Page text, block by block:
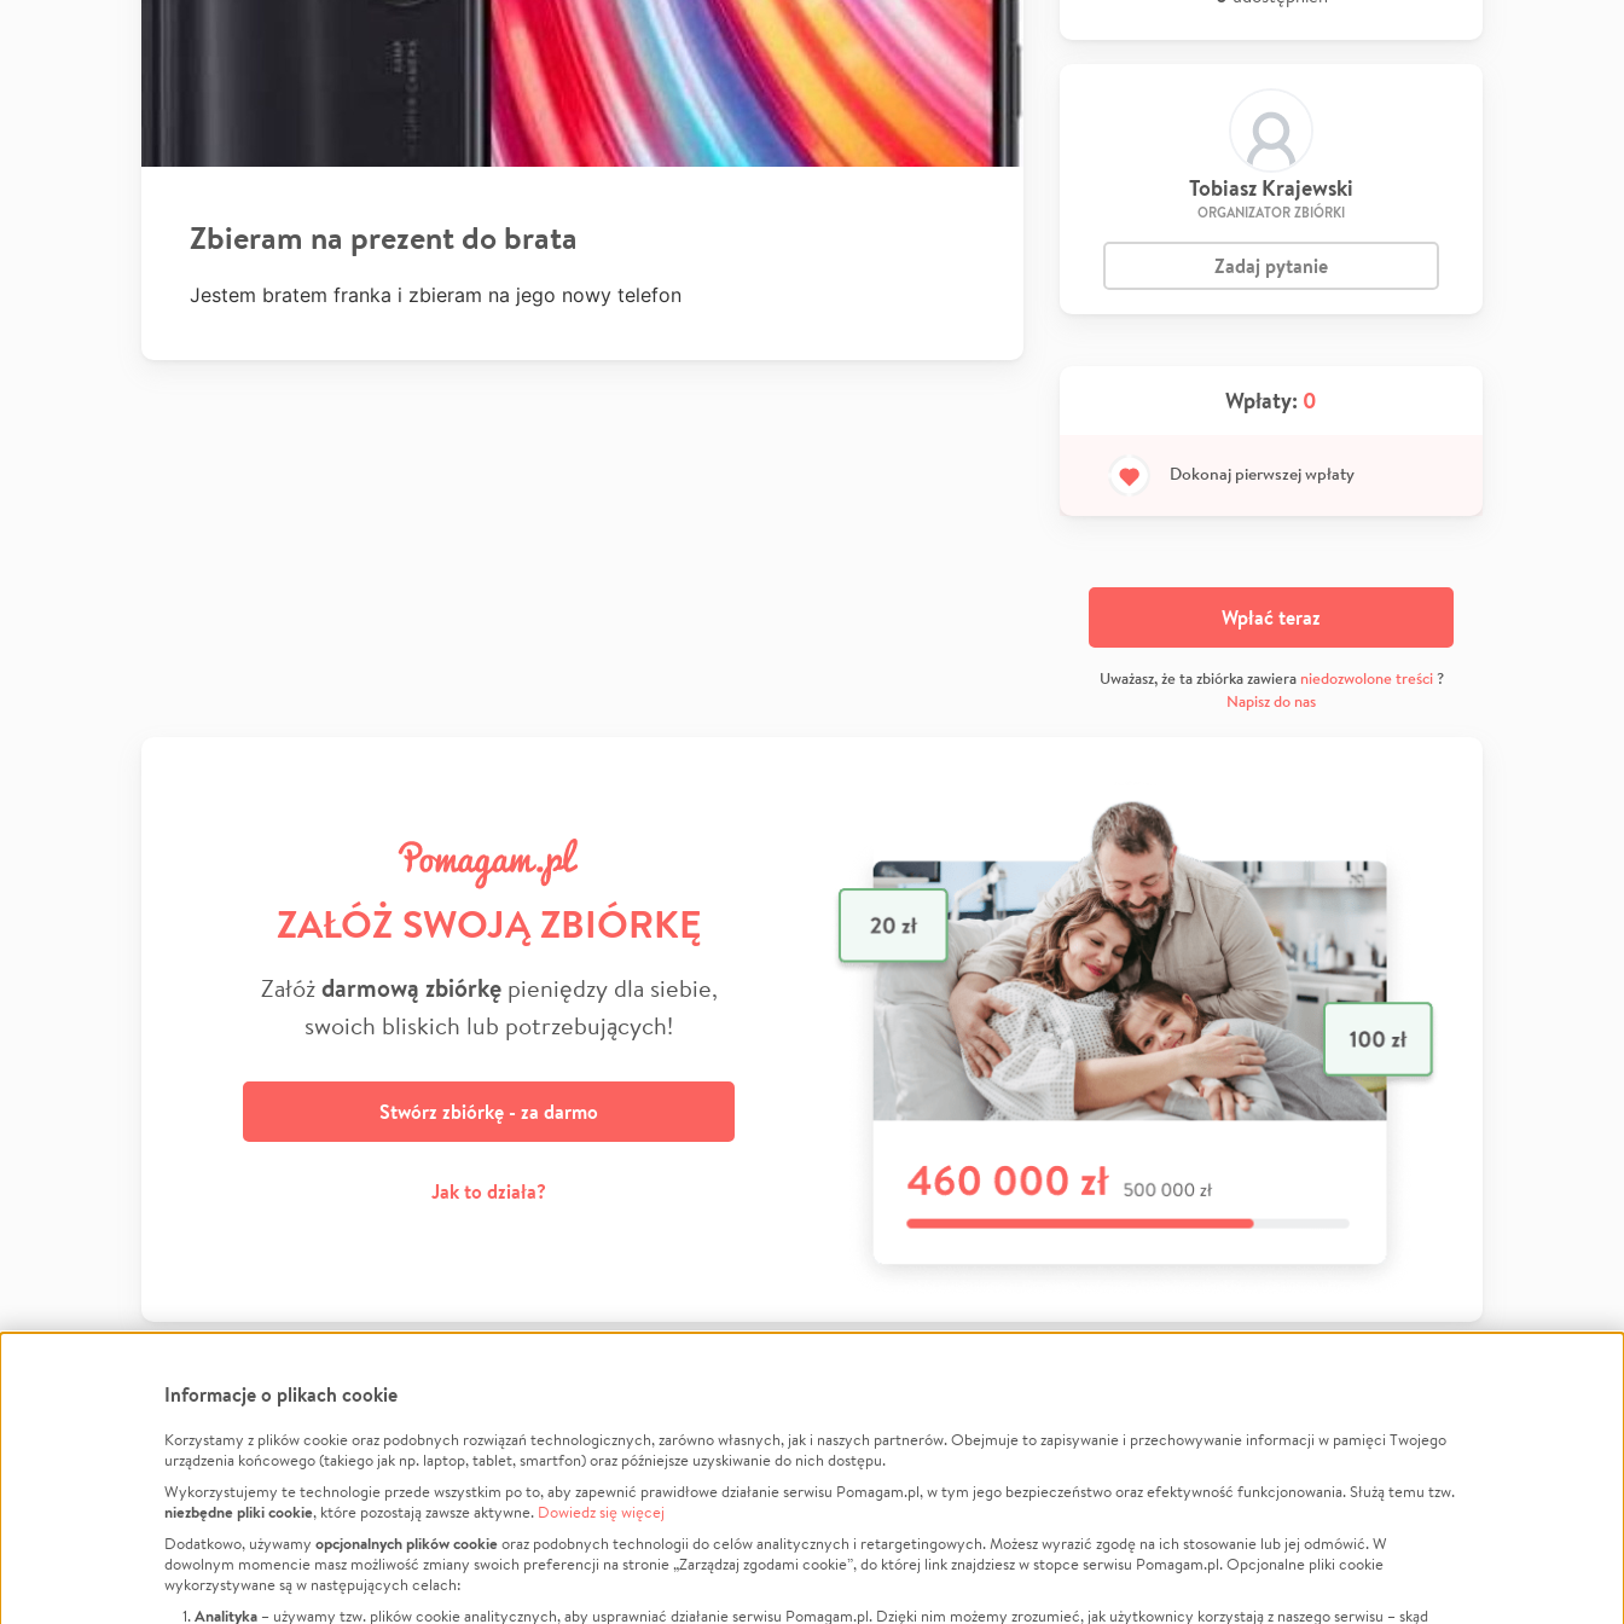
Zbieram na prezent do brata
Jestem bratem franka i zbieram na jego nowy telefon
Tobiasz Krajewski
ORGANIZATOR ZBIÓRKI
Zadaj pytanie
Wpłaty: 0
Dokonaj pierwszej wpłaty
Wpłać teraz
Uważasz, że ta zbiórka zawiera niedozwolone treści?
Napisz do nas
ZAŁÓŻ SWOJĄ ZBIÓRKĘ
Załóżdarmową zbiórkępieniędzy dla siebie,
swoich bliskich lub potrzebujących!
Stwórz zbiórkę - za darmo
Jak to działa?
FacebookTwitter Instagram
LinkedInTikTok Youtube
Informacje
Jak to działa?
Regulamin
Polityka Prywatności
O nas
Opinie
Raporty
Za darmo
Zbieraj na
Leczenie
Zwierzęta
Pożar
LGBTQ+
Powódź
Wichura
Informacje o plikach cookie
Korzystamy z plików cookie oraz podobnych rozwiązań technologicznych, zarówno własnych, jak i naszych partnerów. Obejmuje to zapisywanie i przechowywanie informacji w pamięci Twojego
urządzenia końcowego (takiego jak np. laptop, tablet, smartfon) oraz późniejsze uzyskiwanie do nich dostępu.
Wykorzystujemy te technologie przede wszystkim po to, aby zapewnić prawidłowe działanie serwisu Pomagam.pl, w tym jego bezpieczeństwo oraz efektywność funkcjonowania. Służą temu tzw.
niezbędne pliki cookie, które pozostają zawsze aktywne. Dowiedz się więcej
Dodatkowo, używamy opcjonalnych plików cookieoraz podobnych technologii do celów analitycznych i retargetingowych. Możesz wyrazić zgodę na ich stosowanie lub jej odmówić. W
dowolnym momencie masz możliwość zmiany swoich preferencji na stronie „Zarządzaj zgodami cookie”, do której link znajdziesz w stopce serwisu Pomagam.pl. Opcjonalne pliki cookie
wykorzystywane są w następujących celach:
Analityka – używamy tzw. plików cookie analitycznych, aby usprawniać działanie serwisu Pomagam.pl. Dzięki nim możemy zrozumieć, jak użytkownicy korzystają z naszego serwisu – skąd